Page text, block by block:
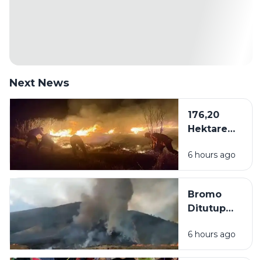
Next News
176,20
Hektare
Bromo
Dilalap Api,
Karhutla via
Darat dan
6 hours ago
Bromo
Ditutup
Kebakaran,
Wisatawan
6 hours ago